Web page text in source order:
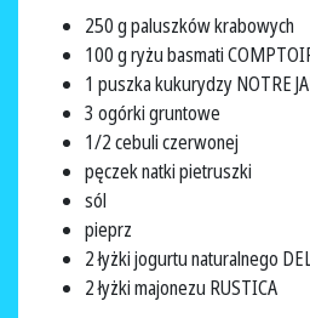
250 g paluszków krabowych
100 g ryżu basmati
1 puszka kukurydzy NOTRE
3 ogórki gruntowe
1/2 cebuli czerwonej
pęczek natki pietruszki
sól
pieprz
2 łyżki jogurtu naturalnego
2 łyżki majonezu RUSTICA